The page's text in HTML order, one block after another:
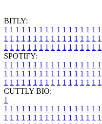
BITLY:
1 1 1 1 1 1 1 1 1 1 1 1 1 1 1 1 1
1 1 1 1 1 1 1 1 1 1 1 1 1 1 1 1 1
1 1 1 1 1 1 1 1 1 1 1 1 1 1 1 1 1
SPOTIFY:
1 1 1 1 1 1 1 1 1 1 1 1 1 1 1 1 1
1 1 1 1 1 1 1 1 1 1 1 1 1 1 1 1 1
1 1 1 1 1 1 1 1 1 1 1 1 1 1 1 1 1
CUTTLY BIO:
1
1 1 1 1 1 1 1 1 1 1 1 1 1 1 1 1 1
1 1 1 1 1 1 1 1 1 1 1 1 1 1 1 1 1